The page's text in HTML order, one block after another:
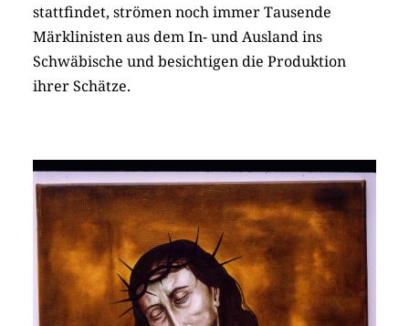
stattfindet, strömen noch immer Tausende
Märklinisten aus dem In- und Ausland ins
Schwäbische und besichtigen die Produktion
ihrer Schätze.